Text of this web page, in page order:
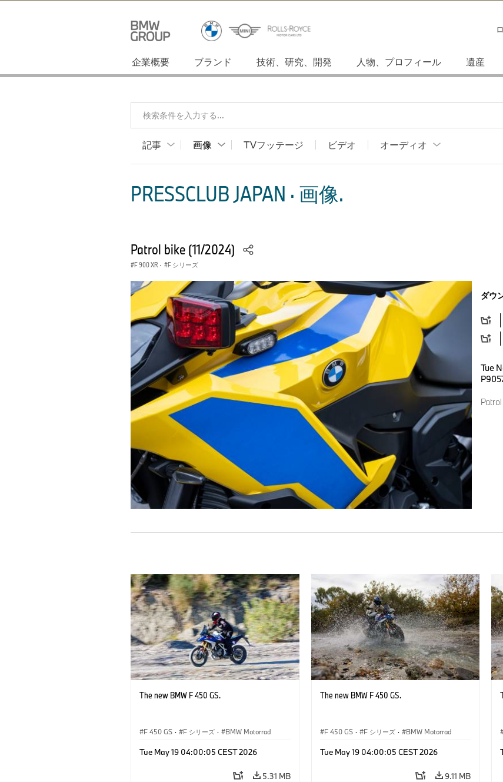
企業概要 ブランド 技術、研究、開発 人物、プロフィール 遺産
検索条件を入力する...
記事 画像 TVフッテージ ビデオ オーディオ
PRESSCLUB JAPAN · 画像.
Patrol bike (11/2024)
F 900 XR · F シリーズ
ダウ
Tue
The new BMW F 450 GS.
F 450 GS · F シリーズ · BMW Motorrad
Tue May 19 04:00:05 CEST 2026
5.31 MB
The new BMW F 450 GS.
F 450 GS · F シリーズ · BMW Motorrad
Tue May 19 04:00:05 CEST 2026
9.11 MB